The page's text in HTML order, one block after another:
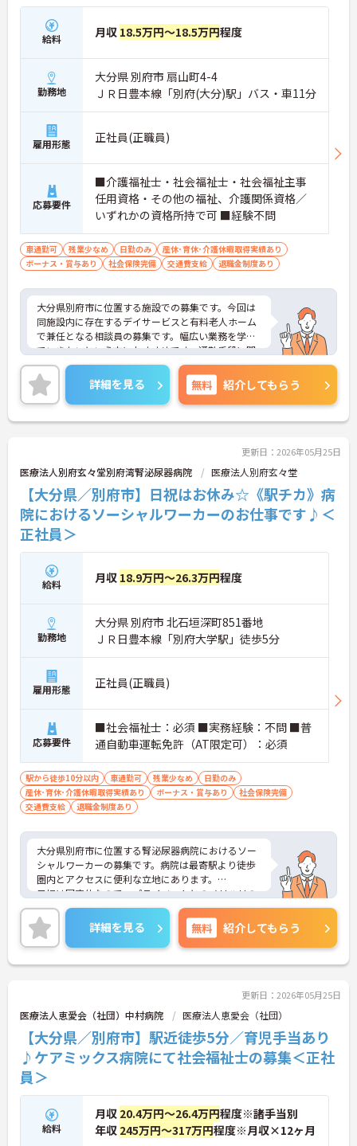
給料 月収 18.5万円～18.5万円程度
勤務地
大分県 別府市 扇山町4-4
ＪＲ日豊本線「別府(大分)駅」バス・車11分
雇用形態 正社員(正職員)
応募要件
■介護福祉士・社会福祉士・社会福祉主事
任用資格・その他の福祉、介護関係資格／
いずれかの資格所持で可 ■経験不問
車通勤可 残業少なめ 日勤のみ
産休･育休･介護休暇取得実績あり
ボーナス・賞与あり
社会保険完備 交通費支給 退職金制度あり
大分県別府市に位置する施設での募集です。今回は
同施設内に存在するデイサービスと有料老人ホーム
で兼任となる相談員の募集です。幅広い業務を学ん
でいきたいという方におすすめです。通勤手段に関
しても車通勤が可能なため安心です。月の平均残業
時間も1時間程度とプライベートの時間も確保しや
すいです。ご興味のある方には面接のポイントをお
伝えしますので、お気軽にお問い合わせください。
詳細を見る 無料 紹介してもらう
更新日：2026年05月25日
医療法人別府玄々堂別府湾腎泌尿器病院 医療法人別府玄々堂
【大分県／別府市】日祝はお休み☆《駅チカ》病
院におけるソーシャルワーカーのお仕事です♪＜
正社員＞
給料 月収 18.9万円～26.3万円程度
勤務地
大分県 別府市 北石垣深町851番地
ＪＲ日豊本線「別府大学駅」徒歩5分
雇用形態 正社員(正職員)
応募要件
■社会福祉士：必須 ■実務経験：不問 ■普
通自動車運転免許（AT限定可）：必須
駅から徒歩10分以内 車通勤可 残業少なめ
日勤のみ
産休･育休･介護休暇取得実績あり
ボーナス・賞与あり
社会保険完備
交通費支給
退職金制度あり
大分県別府市に位置する腎泌尿器病院におけるソー
シャルワーカーの募集です。病院は最寄駅より徒歩
圏内とアクセスに便利な立地にあります。
日祝は固定休なので、プライベートとのメリハリの
ある働き方が可能です。患者様一人ひとりに寄り添
ったサービスの提供を行っていただける方を募集し
ています。
ご興味のある方には、面接対策ポイントなど、さら
に詳細をお話しいたしますのでお気軽にご相談くだ
詳細を見る 無料 紹介してもらう
更新日：2026年05月25日
医療法人恵愛会（社団）中村病院 医療法人恵愛会（社団）
【大分県／別府市】駅近徒歩5分／育児手当あり
♪ケアミックス病院にて社会福祉士の募集＜正社
員＞
給料
月収 20.4万円～26.4万円程度※諸手当別
年収 245万円～317万円程度※月収×12ヶ月